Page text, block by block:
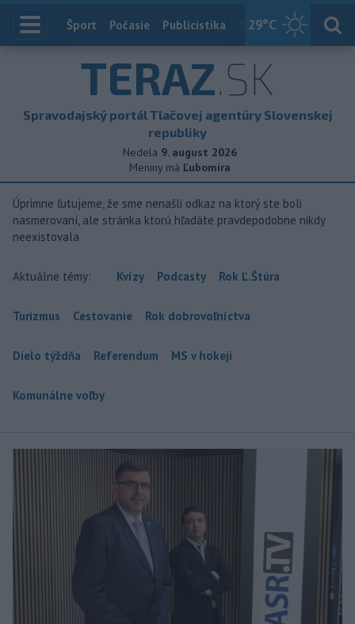
29°C
Index
Šport Počasie Publicistika Slovensko
TERAZ.SK
Spravodajský portál Tlačovej agentúry Slovenskej
republiky
Nedela 9. august 2026
Meniny má Ľubomíra
Úprimne ľutujeme, že sme nenašli odkaz na ktorý ste boli
nasmerovaní, ale stránka ktorú hľadáte pravdepodobne nikdy
neexistovala
Aktuálne témy: Kvízy Podcasty Rok Ľ.Štúra
Turizmus Cestovanie Rok dobrovoľníctva
Dielo týždňa Referendum MS v hokeji
Komunálne voľby